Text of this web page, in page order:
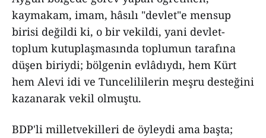
kaymakam, imam, hâsılı "devlet"e mensup
birisi değildi ki, o bir vekildi, yani devlet-
toplum kutuplaşmasında toplumun tarafına
düşen biriydi; bölgenin evlâdıydı, hem Kürt
hem Alevi idi ve Tuncelililerin meşru desteğini
kazanarak vekil olmuştu.
BDP'li milletvekilleri de öyleydi ama başta;